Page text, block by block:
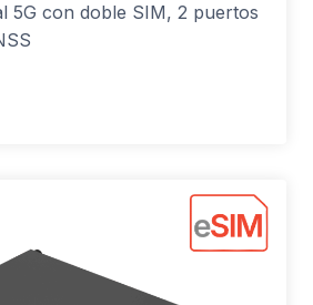
5G con doble SIM, 2 puertos